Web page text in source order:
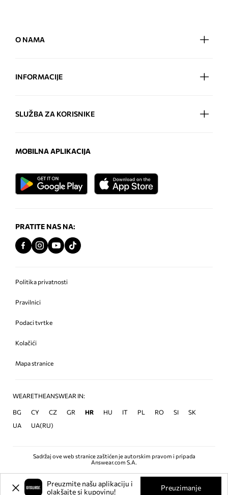
O NAMA
INFORMACIJE
SLUŽBA ZA KORISNIKE
MOBILNA APLIKACIJA
PRATITE NAS NA:
Politika privatnosti
Pravilnici
Podaci tvrtke
Kolačići
Mapa stranice
WEARETHEANSWEAR IN:
BG CY CZ GR HR HU IT PL RO SI
SK
UA
UA(RU)
Sadržaj ove web stranice zaštićen je autorskim pravom i pripada
Answear.com S.A.
Preuzmite našu aplikaciju i
olakšajte si kupovinu!
Preuzimanje